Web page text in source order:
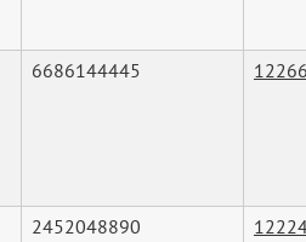
6686144445
2452048890